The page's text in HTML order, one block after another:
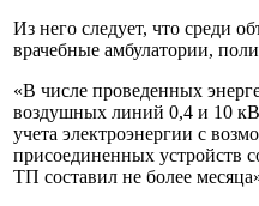
Из него следует, что среди
врачебные амбулатории,
«В числе проведенных
воздушных линий 0,4 и 10
учета электроэнергии с
присоединенных устройств
ТП составил не более